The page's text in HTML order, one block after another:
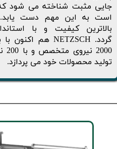
جایی مثبت شناخته می شود که
تولید محصولات خود می پردازد.